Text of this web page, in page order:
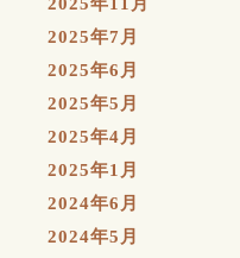
2025年7月
2025年6月
2025年5月
2025年4月
2025年1月
2024年6月
2024年5月